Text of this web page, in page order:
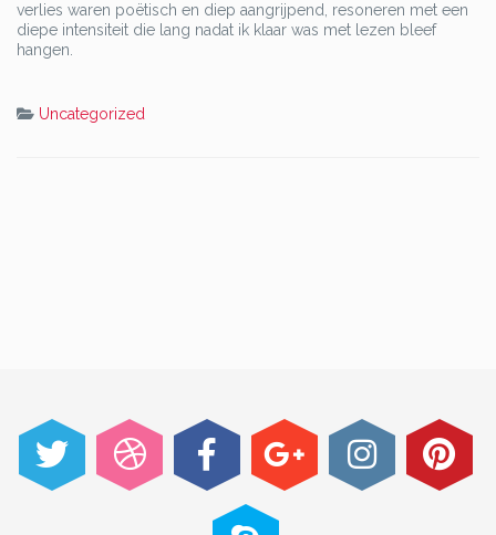
verlies waren poëtisch en diep aangrijpend, resoneren met een
diepe intensiteit die lang nadat ik klaar was met lezen bleef
hangen.
Uncategorized